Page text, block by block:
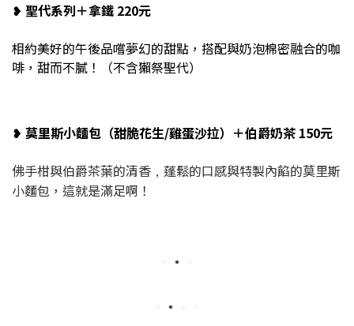
❥ 聖代系列＋拿鐵 220元
相約美好的午後品嚐夢幻的甜點，搭配與奶泡棉密融合的咖
啡，甜而不膩！（不含獺祭聖代）
❥ 莫里斯小麵包（甜脆花生/雞蛋沙拉）＋伯爵奶茶 150元
佛手柑與伯爵茶葉的清香 ， 蓬鬆的口感與特製內餡的莫里斯
小麵包，這就是滿足啊！